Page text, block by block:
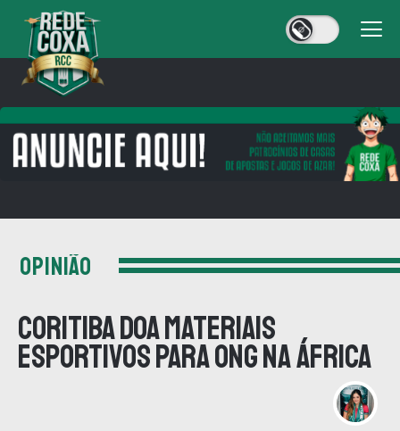
OPINIÃO
Coritiba doa materiais
esportivos para ONG na África